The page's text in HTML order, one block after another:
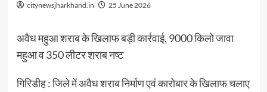
citynewsjharkhand.in 25 June 2026
अवैध महुआ शराब के खिलाफ बड़ी कार्रवाई, 9000 किलो जावा
महुआ व 350 लीटर शराब नष्ट
गिरिडीह : जिले में अवैध शराब निर्माण एवं कारोबार के खिलाफ चलाए